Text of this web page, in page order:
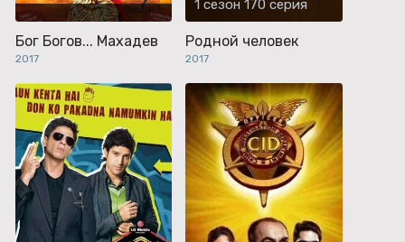
Бог Богов... Махадев
2017
1 сезон 170 серия
Родной человек
2017